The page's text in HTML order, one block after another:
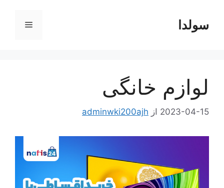
محتواسولدا فهرست
لوازم خانگی
2023-04-15 از adminwki200ajh